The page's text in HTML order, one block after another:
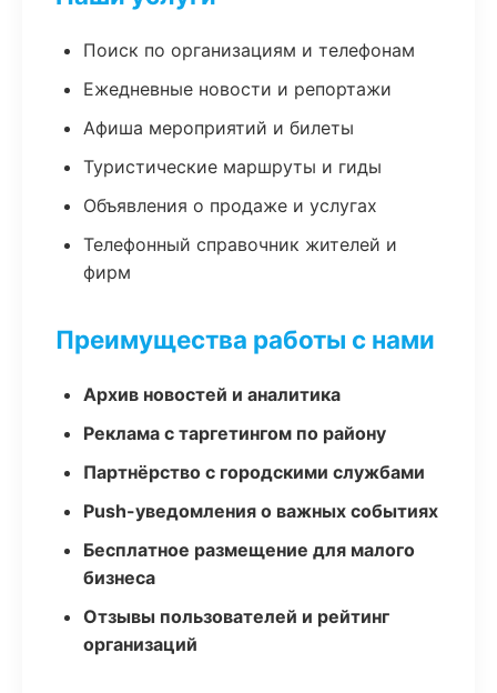
Поиск по организациям и телефонам
Ежедневные новости и репортажи
Афиша мероприятий и билеты
Туристические маршруты и гиды
Объявления о продаже и услугах
Телефонный справочник жителей и
фирм
Преимущества работы с нами
Архив новостей и аналитика
Реклама с таргетингом по району
Партнёрство с городскими службами
Push-уведомления о важных событиях
Бесплатное размещение для малого
бизнеса
Отзывы пользователей и рейтинг
организаций